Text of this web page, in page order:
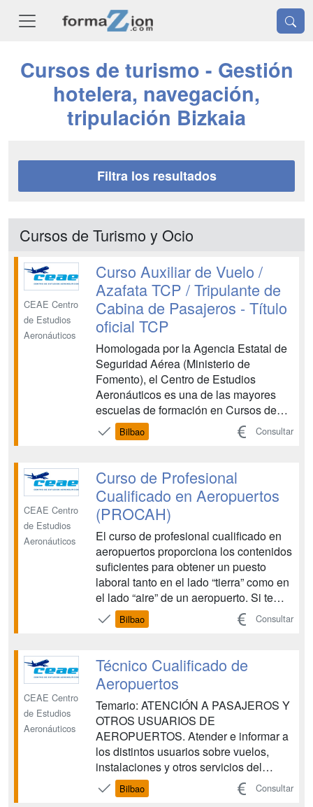
Cursos de turismo - Gestión
hotelera, navegación,
tripulación Bizkaia
Filtra los resultados
Cursos de Turismo y Ocio
CEAE Centro
de Estudios
Aeronáuticos
Curso Auxiliar de Vuelo /
Azafata TCP / Tripulante de
Cabina de Pasajeros - Título
oficial TCP
Homologada por la Agencia Estatal de
Seguridad Aérea (Ministerio de
Fomento), el Centro de Estudios
Aeronáuticos es una de las mayores
escuelas de formación en Cursos de
Tripulante de Cabina de Pasajeros y
Cursos de Técnicos de Operaciones
de prestigio que colabora con las
principales compañías aéreas en la
forma...
Bilbao Consultar
CEAE Centro
de Estudios
Aeronáuticos
Curso de Profesional
Cualificado en Aeropuertos
(PROCAH)
El curso de profesional cualificado en
aeropuertos proporciona los contenidos
suficientes para obtener un puesto
laboral tanto en el lado “tierra” como en
el lado “aire” de un aeropuerto. Si te
gusta esta profesión no será difícil
conseguir tu implicación lo que
para ambas partes. Para ello te
preparamos para ...
Bilbao Consultar
CEAE Centro
de Estudios
Aeronáuticos
Técnico Cualificado de
Aeropuertos
Temario: ATENCIÓN A PASAJEROS Y
OTROS USUARIOS DE
AEROPUERTOS. Atender e informar a
los distintos usuarios sobre vuelos,
instalaciones y otros servicios del
aeropuerto, siguiendo los
procedimientos establecidos, aplicando
Bilbao Consultar